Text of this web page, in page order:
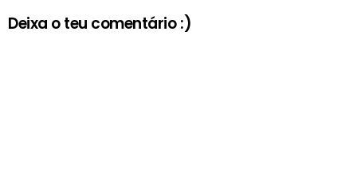
Deixa o teu comentário :)